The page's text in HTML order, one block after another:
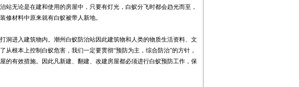
站无论是在建和使用的房屋中，只要有灯光，白蚁分飞时都会趋光而至，
修材料中原来就有白蚁被带人新地。
洞进入建筑物内。潮州白蚁防治站因此建筑物和人类的物质生活资料、文
根本上控制白蚁危害，我们一定要贯彻“预防为主，综合防治”的方针，
的有效措施。因此凡新建、翻建、改建房屋都必须进行白蚁预防工作，保